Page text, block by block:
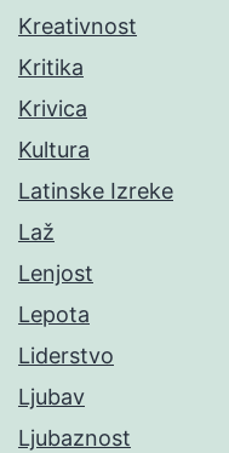
Kreativnost
Kritika
Krivica
Kultura
Latinske Izreke
Laž
Lenjost
Lepota
Liderstvo
Ljubav
Ljubaznost